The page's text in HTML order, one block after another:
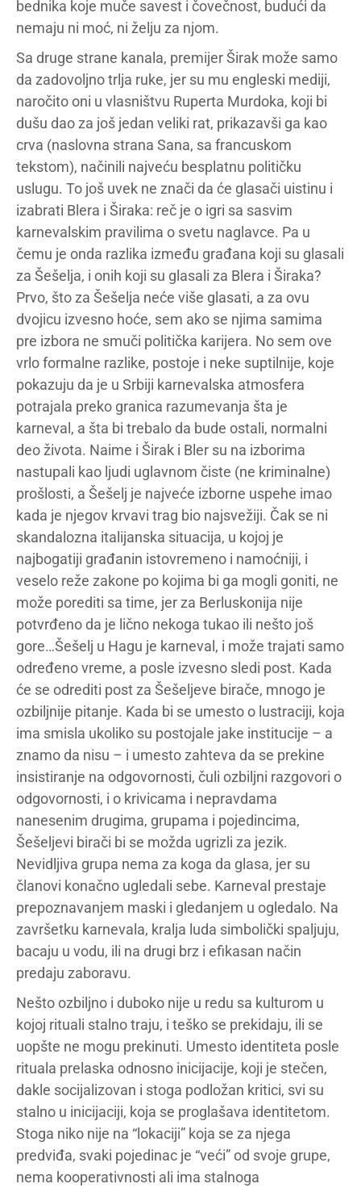
bednika koje muče savest i čovečnost, budući da
nemaju ni moć, ni želju za njom.
Sa druge strane kanala, premijer Širak može samo
da zadovoljno trlja ruke, jer su mu engleski mediji,
naročito oni u vlasništvu Ruperta Murdoka, koji bi
dušu dao za još jedan veliki rat, prikazavši ga kao
crva (naslovna strana Sana, sa francuskom
tekstom), načinili najveću besplatnu političku
uslugu. To još uvek ne znači da će glasači uistinu i
izabrati Blera i Širaka: reč je o igri sa sasvim
karnevalskim pravilima o svetu naglavce. Pa u
čemu je onda razlika između građana koji su glasali
za Šešelja, i onih koji su glasali za Blera i Širaka?
Prvo, što za Šešelja neće više glasati, a za ovu
dvojicu izvesno hoće, sem ako se njima samima
pre izbora ne smuči politička karijera. No sem ove
vrlo formalne razlike, postoje i neke suptilnije, koje
pokazuju da je u Srbiji karnevalska atmosfera
potrajala preko granica razumevanja šta je
karneval, a šta bi trebalo da bude ostali, normalni
deo života. Naime i Širak i Bler su na izborima
nastupali kao ljudi uglavnom čiste (ne kriminalne)
prošlosti, a Šešelj je najveće izborne uspehe imao
kada je njegov krvavi trag bio najsvežiji. Čak se ni
skandalozna italijanska situacija, u kojoj je
najbogatiji građanin istovremeno i namoćniji, i
veselo reže zakone po kojima bi ga mogli goniti, ne
može porediti sa time, jer za Berluskonija nije
potvrđeno da je lično nekoga tukao ili nešto još
gore…Šešelj u Hagu je karneval, i može trajati samo
određeno vreme, a posle izvesno sledi post. Kada
će se odrediti post za Šešeljeve birače, mnogo je
ozbiljnije pitanje. Kada bi se umesto o lustraciji, koja
ima smisla ukoliko su postojale jake institucije – a
znamo da nisu – i umesto zahteva da se prekine
insistiranje na odgovornosti, čuli ozbiljni razgovori o
odgovornosti, i o krivicama i nepravdama
nanesenim drugima, grupama i pojedincima,
Šešeljevi birači bi se možda ugrizli za jezik.
Nevidljiva grupa nema za koga da glasa, jer su
članovi konačno ugledali sebe. Karneval prestaje
prepoznavanjem maski i gledanjem u ogledalo. Na
završetku karnevala, kralja luda simbolički spaljuju,
bacaju u vodu, ili na drugi brz i efikasan način
predaju zaboravu.
Nešto ozbiljno i duboko nije u redu sa kulturom u
kojoj rituali stalno traju, i teško se prekidaju, ili se
uopšte ne mogu prekinuti. Umesto identiteta posle
rituala prelaska odnosno inicijacije, koji je stečen,
dakle socijalizovan i stoga podložan kritici, svi su
stalno u inicijaciji, koja se proglašava identitetom.
Stoga niko nije na “lokaciji” koja se za njega
predviđa, svaki pojedinac je “veći” od svoje grupe,
nema kooperativnosti ali ima stalnoga